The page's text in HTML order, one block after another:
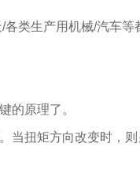
类生产用机械/汽车等
的原理了。
当扭矩方向改变时，则